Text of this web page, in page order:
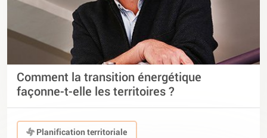
Comment la transition énergétique
façonne-t-elle les territoires ?
Planification territoriale